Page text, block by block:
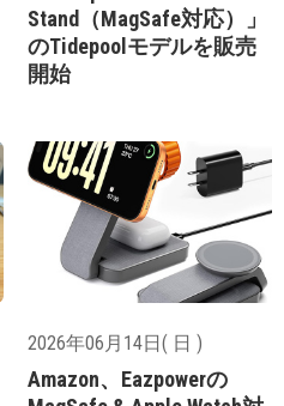
Stand（MagSafe対応）」
のTidepoolモデルを販売
開始
2026年06月14日( 日 )
Amazon、Eazpowerの